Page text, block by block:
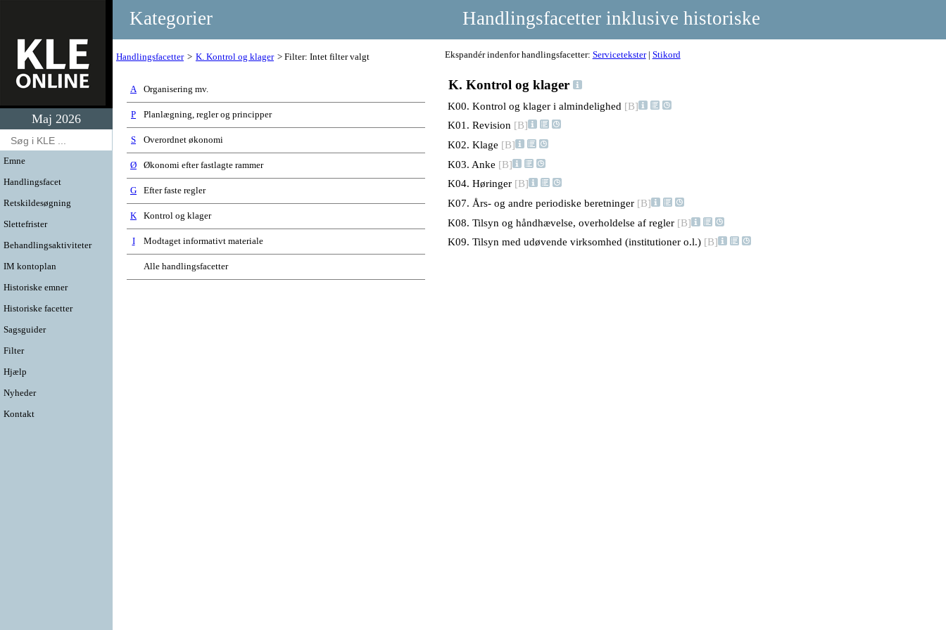
Maj 2026
Emne
Handlingsfacet
Retskildesøgning
Slettefrister
Behandlingsaktiviteter
IM kontoplan
Historiske emner
Historiske facetter
Sagsguider
Filter
Hjælp
Nyheder
Kontakt
Kategorier Handlingsfacetter inklusive historiske
Handlingsfacetter K. Kontrol og klager Filter: Intet filter valgt Ekspandér indenfor handlingsfacetter: Servicetekster| Stikord
A Organisering mv.
P Planlægning, regler og principper
S Overordnet økonomi
Ø Økonomi efter fastlagte rammer
G Efter faste regler
K Kontrol og klager
I Modtaget informativt materiale
Alle handlingsfacetter
K. Kontrol og klager
K00. Kontrol og klager i almindelighed [B]
K01. Revision [B]
K02. Klage [B]
K03. Anke [B]
K04. Høringer [B]
K07. Års- og andre periodiske beretninger [B]
K08. Tilsyn og håndhævelse, overholdelse af regler [B]
K09. Tilsyn med udøvende virksomhed (institutioner o.l.) [B]